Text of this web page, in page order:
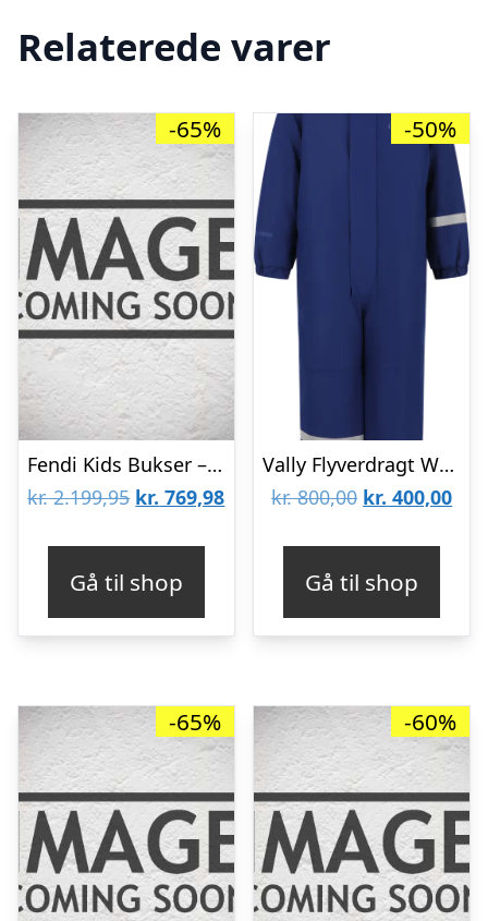
Relaterede varer
-65%
Fendi Kids Bukser – Sort m. Striber
kr.2.199,95 Den
kr. 2.199,95.
kr. 769,98Den
kr. 769,98.
Gå til shop
-50%
Vally Flyverdragt W-PRO 10000 – Bellwether Blue – 98-104
kr.800,00 Den
kr. 800,00.
kr. 400,00Den
kr.
Gå til shop
-65% -60%